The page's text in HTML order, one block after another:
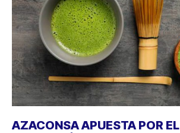
AZACONSA APUESTA POR